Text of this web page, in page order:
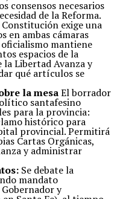
consensos necesarios
de la Reforma.
exige una
en ambas cámaras
mantiene
espacios de la
la Libertad Avanza y
qué artículos se
la mesaEl borrador
santafesino
para la provincia:
histórico para
provincial. Permitirá
Cartas Orgánicas,
y administrar
Se debate la
mandato
y